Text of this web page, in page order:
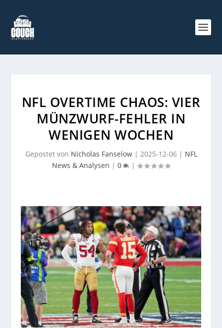
NFL OVERTIME CHAOS: VIER
MÜNZWURF-FEHLER IN
WENIGEN WOCHEN
Gepostet von Nicholas Fanselow| 2025-12-06| NFL
News & Analysen | 0 |